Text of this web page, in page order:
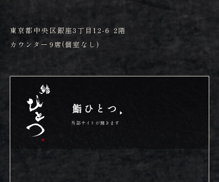
東京都中央区銀座3丁目12-6 2階
カウンター9席(個室なし)
鮨ひとつ
外部サイトが開きます